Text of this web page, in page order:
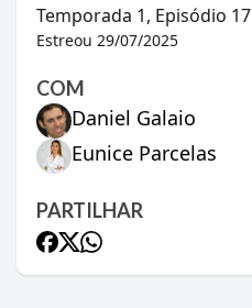
Temporada 1, Episódio 17
Estreou 29/07/2025
COM
Daniel Galaio
Eunice Parcelas
PARTILHAR